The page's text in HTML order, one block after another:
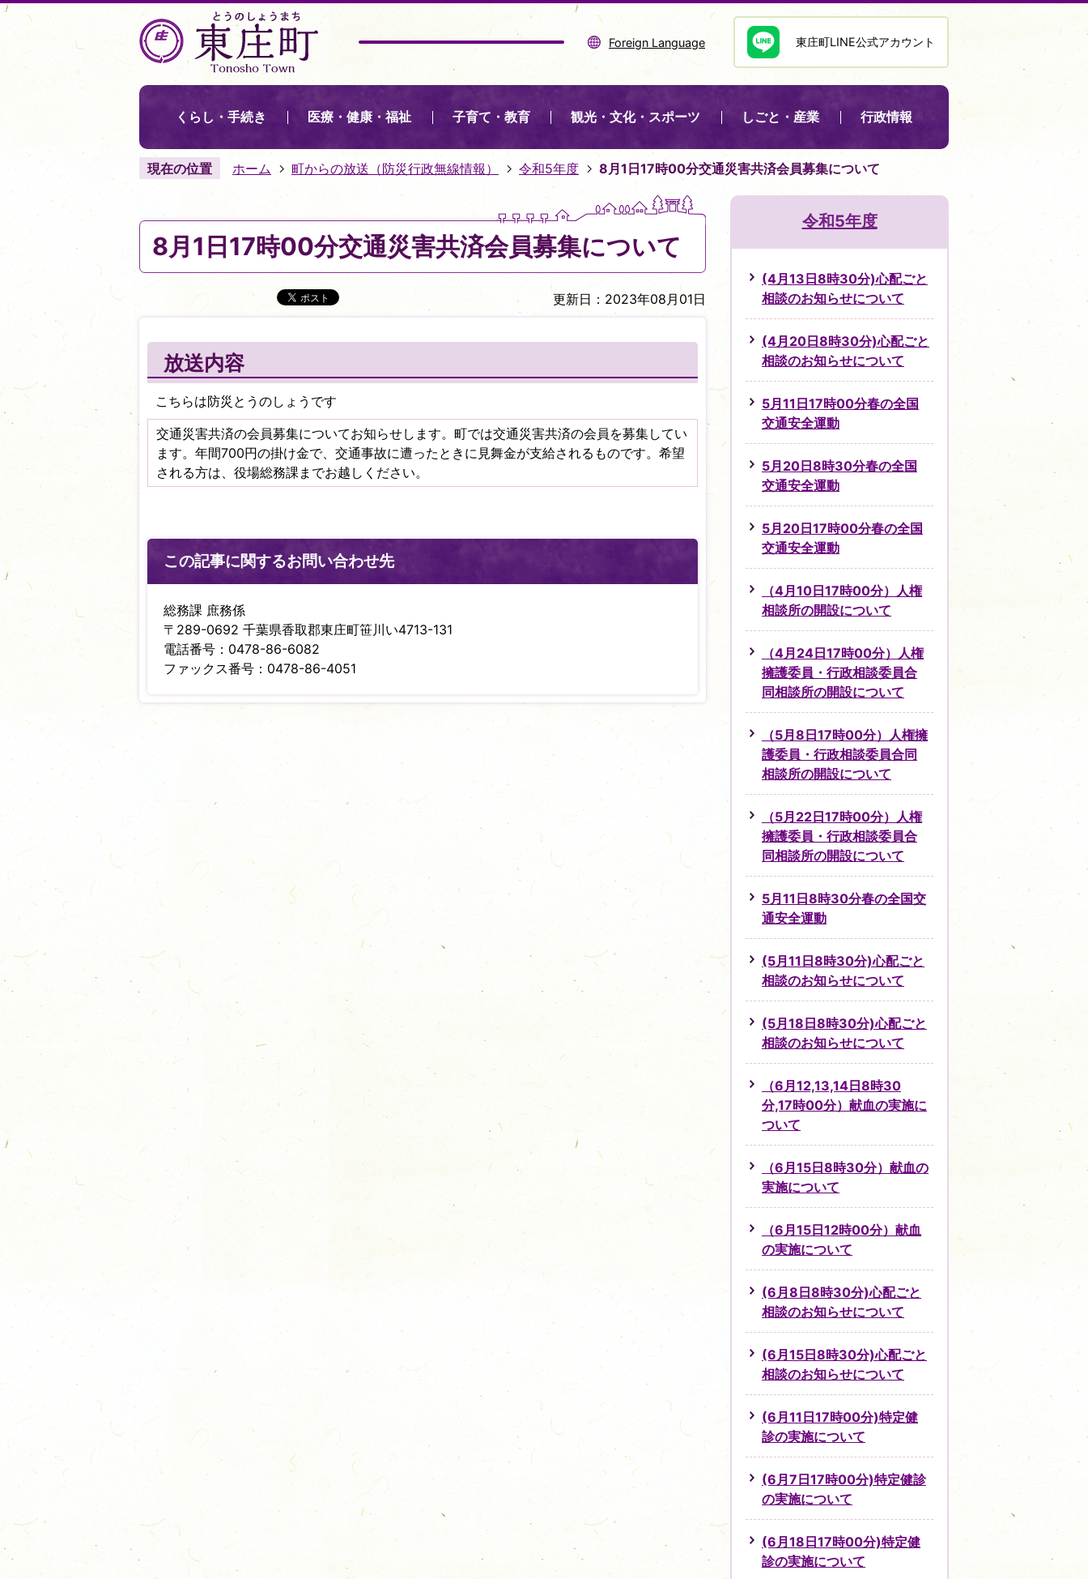
Foreign Language 東庄町LINE公式アカウント
くらし・手続き 医療・健康・福祉 子育て・教育 観光・文化・スポーツ しごと・産業 行政情報
現在の位置 ホーム 町からの放送（防災行政無線情報） 令和5年度 8月1日17時00分交通災害共済会員募集について
8月1日17時00分交通災害共済会員募集について
更新日：2023年08月01日
放送内容
こちらは防災とうのしょうです
交通災害共済の会員募集についてお知らせします。町では交通災害共済の会員を募集してい
ます。年間700円の掛け金で、交通事故に遭ったときに見舞金が支給されるものです。希望
される方は、役場総務課までお越しください。
この記事に関するお問い合わせ先
総務課 庶務係
〒289-0692 千葉県香取郡東庄町笹川い4713-131
電話番号：0478-86-6082
ファックス番号：0478-86-4051
令和5年度
(4月13日8時30分)心配ごと
相談のお知らせについて
(4月20日8時30分)心配ごと
相談のお知らせについて
5月11日17時00分春の全国
交通安全運動
5月20日8時30分春の全国
交通安全運動
5月20日17時00分春の全国
交通安全運動
（4月10日17時00分）人権
相談所の開設について
（4月24日17時00分）人権
擁護委員・行政相談委員合
同相談所の開設について
（5月8日17時00分）人権擁
護委員・行政相談委員合同
相談所の開設について
（5月22日17時00分）人権
擁護委員・行政相談委員合
同相談所の開設について
5月11日8時30分春の全国交
通安全運動
(5月11日8時30分)心配ごと
相談のお知らせについて
(5月18日8時30分)心配ごと
相談のお知らせについて
（6月12,13,14日8時30
分,17時00分）献血の実施に
ついて
（6月15日8時30分）献血の
実施について
（6月15日12時00分）献血
の実施について
(6月8日8時30分)心配ごと
相談のお知らせについて
(6月15日8時30分)心配ごと
相談のお知らせについて
(6月11日17時00分)特定健
診の実施について
(6月7日17時00分)特定健診
の実施について
(6月18日17時00分)特定健
診の実施について